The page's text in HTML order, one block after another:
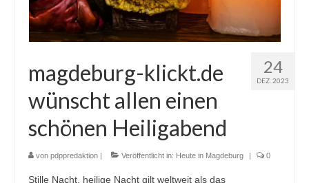
24
DEZ. 2023
magdeburg-klickt.de
wünscht allen einen
schönen Heiligabend
von pdppredaktion | Veröffentlicht in: Heute in Magdeburg | 0
Stille Nacht, heilige Nacht gilt weltweit als das